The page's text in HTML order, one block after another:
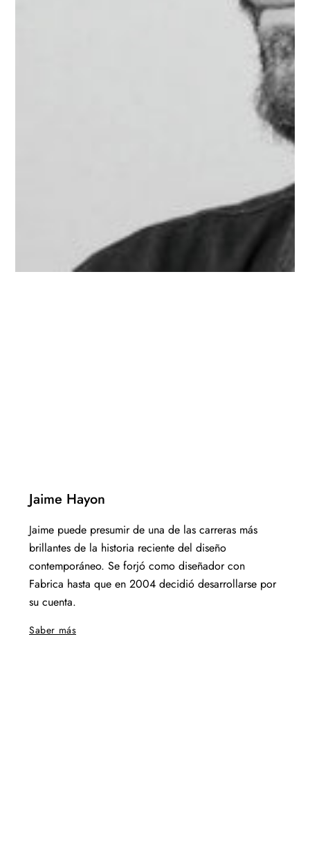
Jaime Hayon
Jaime puede presumir de una de las carreras más
brillantes de la historia reciente del diseño
contemporáneo. Se forjó como diseñador con
Fabrica hasta que en 2004 decidió desarrollarse por
su cuenta.
Saber más